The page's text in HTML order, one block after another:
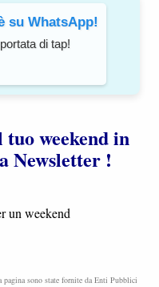
su WhatsApp!
di tap!
tuo weekend in
Newsletter !
un weekend
pagina sono state fornite da Enti Pubblici